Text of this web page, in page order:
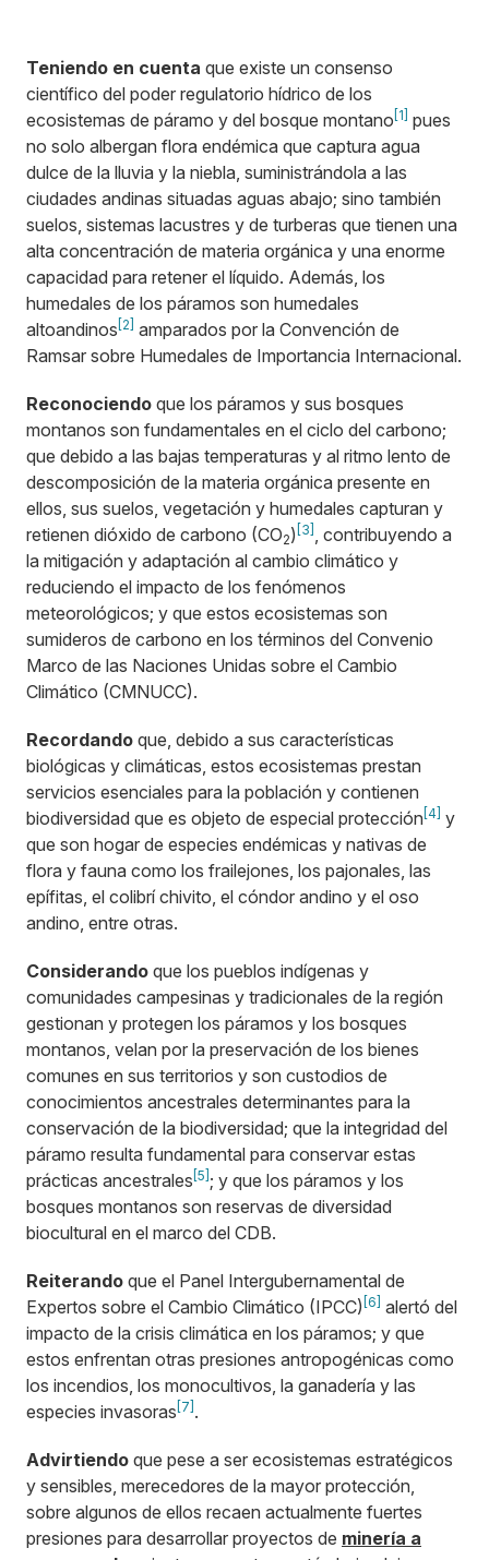
Teniendo en cuenta que existe un consenso
científico del poder regulatorio hídrico de los
ecosistemas de páramo y del bosque montano [1] pues
no solo albergan flora endémica que captura agua
dulce de la lluvia y la niebla, suministrándola a las
ciudades andinas situadas aguas abajo; sino también
suelos, sistemas lacustres y de turberas que tienen una
alta concentración de materia orgánica y una enorme
capacidad para retener el líquido. Además, los
humedales de los páramos son humedales
altoandinos [2] amparados por la Convención de
Ramsar sobre Humedales de Importancia Internacional.
Reconociendo que los páramos y sus bosques
montanos son fundamentales en el ciclo del carbono;
que debido a las bajas temperaturas y al ritmo lento de
descomposición de la materia orgánica presente en
ellos, sus suelos, vegetación y humedales capturan y
retienen dióxido de carbono (CO2) [3] , contribuyendo a
la mitigación y adaptación al cambio climático y
reduciendo el impacto de los fenómenos
meteorológicos; y que estos ecosistemas son
sumideros de carbono en los términos del Convenio
Marco de las Naciones Unidas sobre el Cambio
Climático (CMNUCC).
Recordando que, debido a sus características
biológicas y climáticas, estos ecosistemas prestan
servicios esenciales para la población y contienen
biodiversidad que es objeto de especial protección [4] y
que son hogar de especies endémicas y nativas de
flora y fauna como los frailejones, los pajonales, las
epífitas, el colibrí chivito, el cóndor andino y el oso
andino, entre otras.
Considerando que los pueblos indígenas y
comunidades campesinas y tradicionales de la región
gestionan y protegen los páramos y los bosques
montanos, velan por la preservación de los bienes
comunes en sus territorios y son custodios de
conocimientos ancestrales determinantes para la
conservación de la biodiversidad; que la integridad del
páramo resulta fundamental para conservar estas
prácticas ancestrales [5] ; y que los páramos y los
bosques montanos son reservas de diversidad
biocultural en el marco del CDB.
Reiterando que el Panel Intergubernamental de
Expertos sobre el Cambio Climático (IPCC) [6] alertó del
impacto de la crisis climática en los páramos; y que
estos enfrentan otras presiones antropogénicas como
los incendios, los monocultivos, la ganadería y las
especies invasoras [7] .
Advirtiendo que pese a ser ecosistemas estratégicos
y sensibles, merecedores de la mayor protección,
sobre algunos de ellos recaen actualmente fuertes
presiones para desarrollar proyectos de minería a